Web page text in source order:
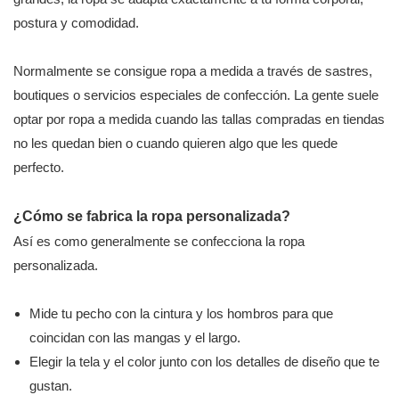
postura y comodidad.
Normalmente se consigue ropa a medida a través de sastres,
boutiques o servicios especiales de confección. La gente suele
optar por ropa a medida cuando las tallas compradas en tiendas
no les quedan bien o cuando quieren algo que les quede
perfecto.
¿Cómo se fabrica la ropa personalizada?
Así es como generalmente se confecciona la ropa
personalizada.
Mide tu pecho con la cintura y los hombros para que
coincidan con las mangas y el largo.
Elegir la tela y el color junto con los detalles de diseño que te
gustan.